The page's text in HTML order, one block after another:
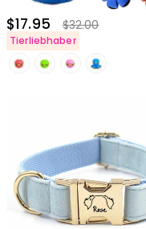
$17.95 $32.00
Tierliebhaber